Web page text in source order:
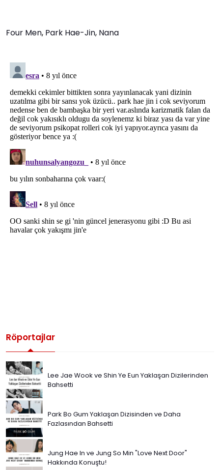
Four Men, Park Hae-Jin, Nana
Röportajlar
Lee Jae Wook ve Shin Ye Eun Yaklaşan Dizilerinden
Bahsetti
Park Bo Gum Yaklaşan Dizisinden ve Daha
Fazlasından Bahsetti
Jung Hae In ve Jung So Min "Love Next Door"
Hakkında Konuştu!